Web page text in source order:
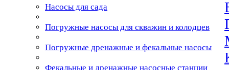
Насосы для сада
Погружные насосы для скважин и колодцев
Погружные дренажные и фекальные насосы
Фекальные и дренажные насосные станции